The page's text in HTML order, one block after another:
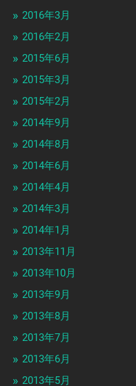
2016年3月
2016年2月
2015年6月
2015年3月
2015年2月
2014年9月
2014年8月
2014年6月
2014年4月
2014年3月
2014年1月
2013年11月
2013年10月
2013年9月
2013年8月
2013年7月
2013年6月
2013年5月